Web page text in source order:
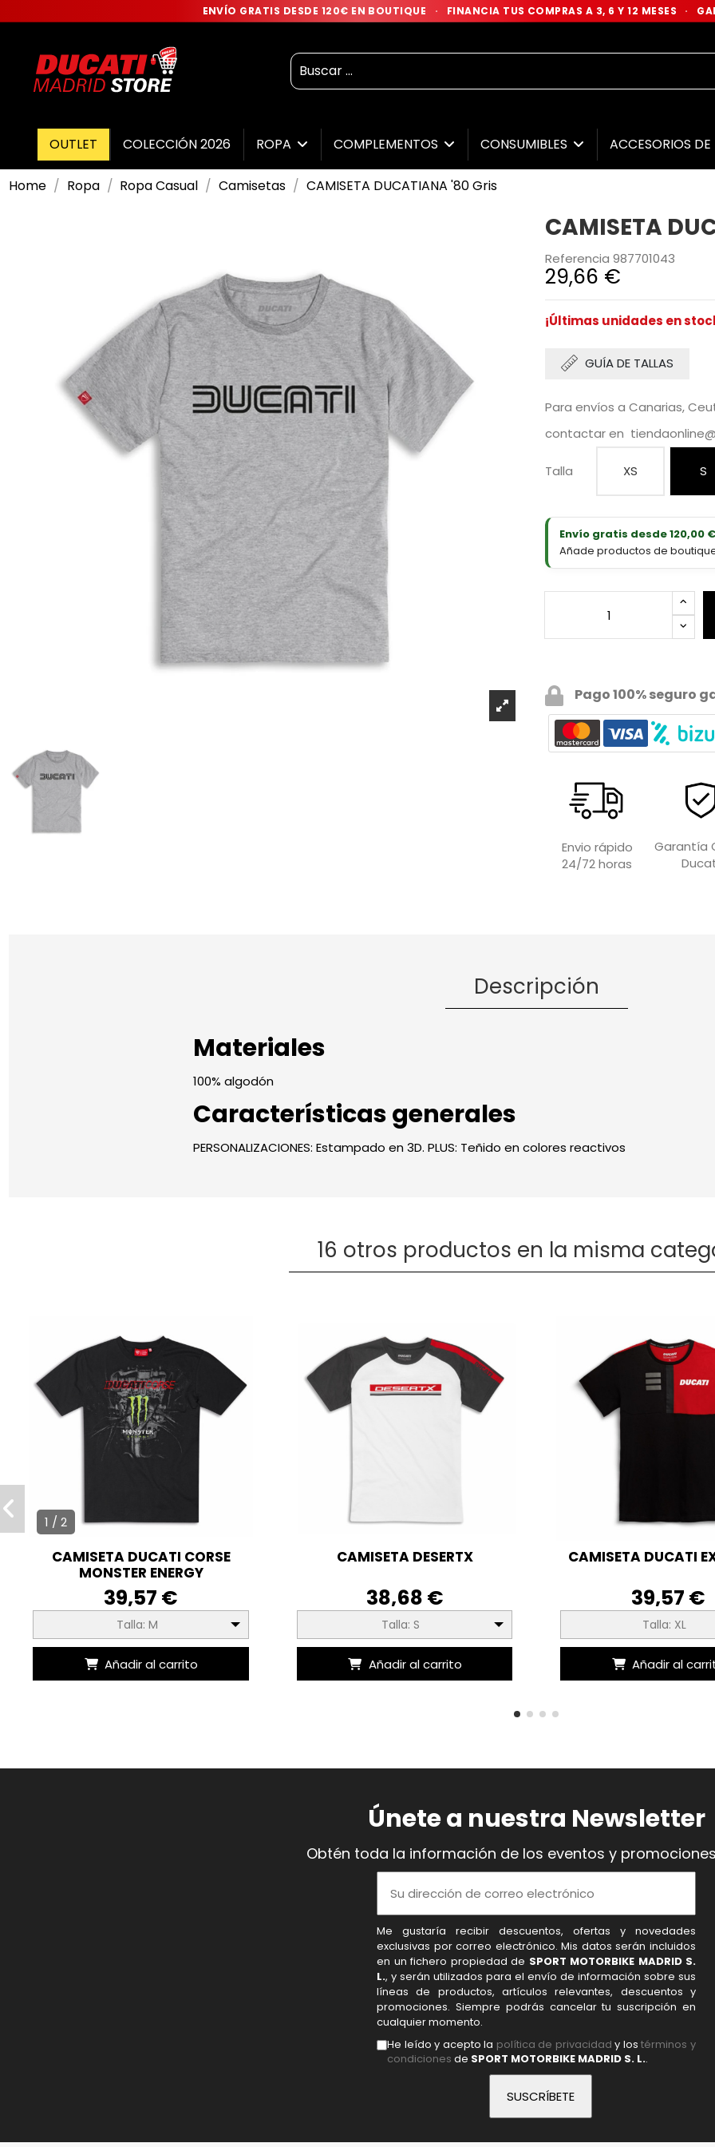
ENVÍO GRATIS DESDE 120€ EN BOUTIQUE · FINANCIA TUS COMPRAS A 3, 6 Y 12 MESES ·
OUTLET COLECCIÓN 2026 ROPA COMPLEMENTOS CONSUMIBLES ACCESORIOS
Home Ropa Ropa Casual Camisetas CAMISETA DUCATIANA '80 Gris
CAMISETA
Referencia 987701043
29,66 €
¡Últimas unidades en
GUÍA DE TALLAS
Para envíos a Canarias,
contactar en
Talla XS S
Envío gratis desde 120,00
Añade productos de
Pago 100% seguro
Envio rápido
24/72 horas
Garantía
Descripción
Materiales
100% algodón
Características generales
PERSONALIZACIONES: Estampado en 3D. PLUS: Teñido en colores reactivos
16 otros productos en la misma
1 / 2
CAMISETA DUCATI CORSE
MONSTER ENERGY
39,57 €
Talla: M
Añadir al carrito
CAMISETA DESERTX
38,68 €
Talla: S
Añadir al carrito
CAMISETA DUCATI
39,57 €
Talla: XL
Añadir al
Únete a nuestra Newsletter
Obtén toda la información de los eventos y
Me gustaría recibir descuentos, ofertas y novedades
exclusivas por correo electrónico. Mis datos serán incluidos
en un fichero propiedad de SPORT MOTORBIKE MADRID S.
L., y serán utilizados para el envío de información sobre sus
líneas de productos, artículos relevantes, descuentos y
promociones. Siempre podrás cancelar tu suscripción en
cualquier momento.
He leído y acepto la política de privacidad y lostérminos y
condiciones de SPORT MOTORBIKE MADRID S. L..